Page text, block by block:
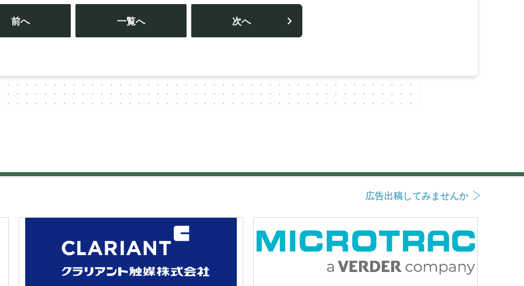
投
稿
ナ
ビ
ョ
ン
前へ 一覧へ 次へ
広告出稿してみませんか